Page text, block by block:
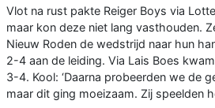
Vlot na rust pakte Reiger Boys via
maar kon deze niet lang vasthouden.
Nieuw Roden de wedstrijd naar hun
2-4 aan de leiding. Via Lais Boes
3-4. Kool: ‘Daarna probeerden we de
maar dit ging moeizaam. Zij speelden